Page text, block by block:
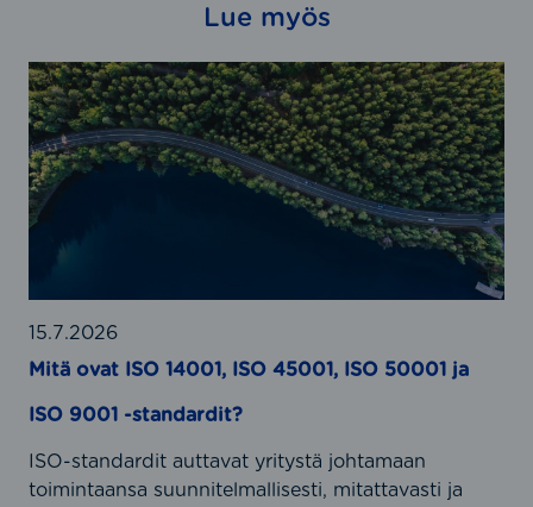
Lue myös
M
i
t
ä
o
v
I
S
O
4
0
1
15.7.2026
Mitä ovat ISO 14001, ISO 45001, ISO 50001 ja
ISO 9001 -standardit?
ISO-standardit auttavat yritystä johtamaan
toimintaansa suunnitelmallisesti, mitattavasti ja